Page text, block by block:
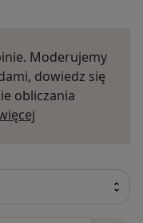
Moderujemy
dowiedz się
obliczania